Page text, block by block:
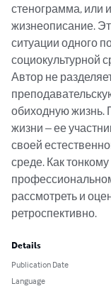
стенограмма, или
жизнеописание.
ситуации одного
социокультурной
Автор не
обиходную жизнь.
жизни – ее
своей
среде. Как
рассмотреть и
ретроспективно.
Details
Publication Date
Language